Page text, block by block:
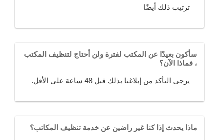
ترتيب ذلك أيضًا
سأكون بعيدًا عن المكتب لفترة ولن أحتاج لتنظيف المكتب
، فماذا الآن؟
يرجى التأكد من إبلاغنا بذلك قبل 48 ساعة على الأقل.
ماذا يحدث إذا كنا غير راضين عن خدمة تنظيف المكاتب؟